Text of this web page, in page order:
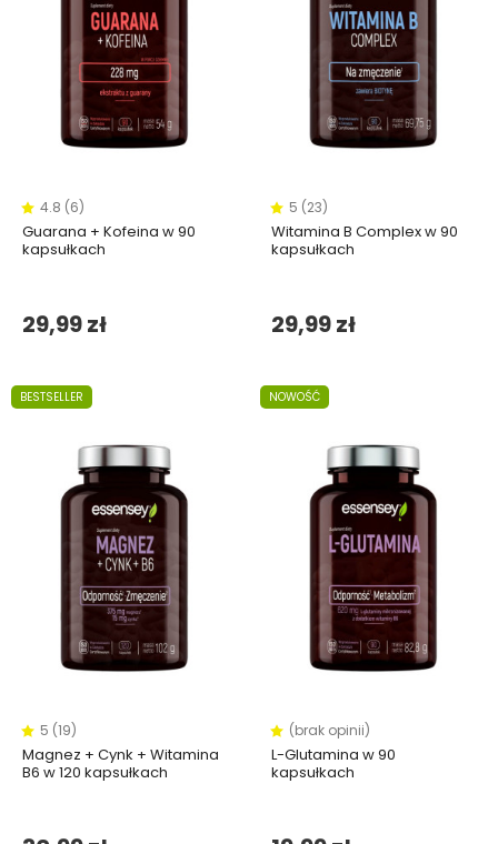
4.8 (6)
Guarana + Kofeina w 90
kapsułkach
29,99 zł
5 (23)
Witamina B Complex w 90
kapsułkach
29,99 zł
BESTSELLER
5 (19)
Magnez + Cynk + Witamina
B6 w 120 kapsułkach
NOWOŚĆ
(brak opinii)
L-Glutamina w 90
kapsułkach